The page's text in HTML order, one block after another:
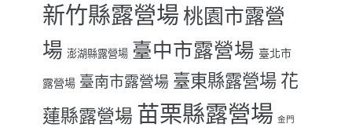
新竹縣露營場 桃園市露營
場 澎湖縣露營場 臺中市露營場 臺北市
露營場 臺南市露營場 臺東縣露營場 花
蓮縣露營場 苗栗縣露營場 金門